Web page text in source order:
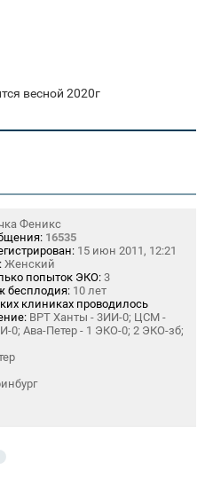
весной 2020г
Феникс
16535
15 июн 2011, 12:21
Женский
попыток ЭКО: 3
бесплодия: 10 лет
клиниках проводилось
ВРТ Ханты - 3ИИ-0; ЦСМ -
0; Ава-Петер - 1 ЭКО-0; 2 ЭКО-зб;